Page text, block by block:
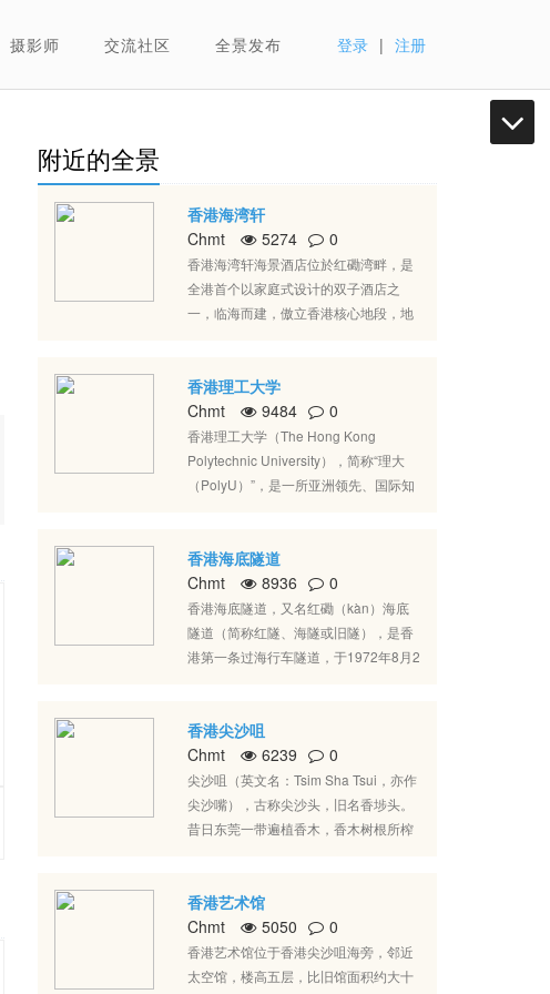
登录 | 注册
摄影师 交流社区 全景发布
附近的全景
香港海湾轩
Chmt
5274 0
香港海湾轩海景酒店位於红磡湾畔，是
全港首个以家庭式设计的双子酒店之
一，临海而建，傲立香港核心地段，地
维港景致﹔闪烁东方之珠万丈光芒。红
磡海湾轩海景酒店汇集者铁路、陆路、
海路三线交通便利，网路四通八达，顷
刻穿梭全港，交通选择之多，冠绝全
城。户户活动式窗户设计，吸纳充足日
庭或住客需要。
香港理工大学
Chmt
9484 0
香港理工大学（The Hong Kong
Polytechnic University），简称“理大
（PolyU）”，是一所亚洲领先、国际知
学联盟、沪港大学联盟、粤港澳高校联
盟、中欧商校联盟、中俄工科大学联
盟、新工科教育国际联盟、克林顿全球
倡议大学、全球能源互联网大学联盟成
员高校，香港理工大学工商管理学院是
香港海底隧道
Chmt
8936 0
香港海底隧道，又名红磡（kàn）海底
隧道（简称红隧、海隧或旧隧），是香
港第一条过海行车隧道，于1972年8月2
使用率最高的一条。隧道全长1.86公
里，跨越维多利亚港，将九龙半岛和香
港岛两岸独立的道路网络连接起来。海
底隧道南端出入口位于奇力岛（又称灯
笼洲），但因工程关系已经被移平，并
费广场位于红磡出口，设有14个收费
亭。驾驶人士亦可使用快易通自动收费
系统缴费。
香港尖沙咀
Chmt
6239 0
尖沙咀（英文名：Tsim Sha Tsui，亦作
尖沙嘴），古称尖沙头，旧名香埗头。
昔日东莞一带遍植香木，香木树根所榨
尖沙咀，再用船运至港岛黄竹坑的石排
湾，然后从水路运往内地。在明代已发
展成一聚落。
香港艺术馆
Chmt
5050 0
香港艺术馆位于香港尖沙咀海旁，邻近
太空馆，楼高五层，比旧馆面积约大十